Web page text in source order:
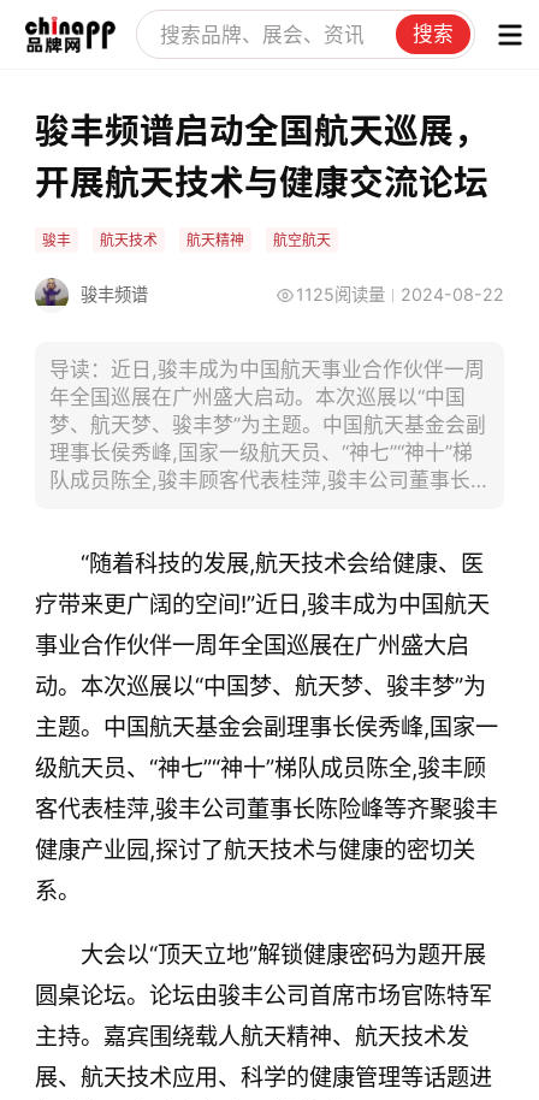
搜索
骏丰频谱启动全国航天巡展，
开展航天技术与健康交流论坛
骏丰 航天技术 航天精神 航空航天
骏丰频谱 1125阅读量 2024-08-22
导读：近日,骏丰成为中国航天事业合作伙伴一周
年全国巡展在广州盛大启动。本次巡展以“中国
梦、航天梦、骏丰梦”为主题。中国航天基金会副
理事长侯秀峰,国家一级航天员、“神七”“神十”梯
队成员陈全,骏丰顾客代表桂萍,骏丰公司董事长
技术发展、航天技术应用、科学的健康管理等话
题进行交流,现场金句频出,引发共鸣。
“随着科技的发展,航天技术会给健康、医
疗带来更广阔的空间!”近日,骏丰成为中国航天
事业合作伙伴一周年全国巡展在广州盛大启
动。本次巡展以“中国梦、航天梦、骏丰梦”为
主题。中国航天基金会副理事长侯秀峰,国家一
级航天员、“神七”“神十”梯队成员陈全,骏丰顾
客代表桂萍,骏丰公司董事长陈险峰等齐聚骏丰
健康产业园,探讨了航天技术与健康的密切关
系。
大会以“顶天立地”解锁健康密码为题开展
圆桌论坛。论坛由骏丰公司首席市场官陈特军
主持。嘉宾围绕载人航天精神、航天技术发
展、航天技术应用、科学的健康管理等话题进